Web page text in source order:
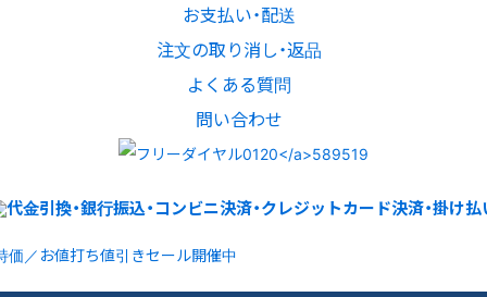
お支払い・配送
注文の取り消し・返品
よくある質問
問い合わせ
価／お値打ち値引きセール開催中